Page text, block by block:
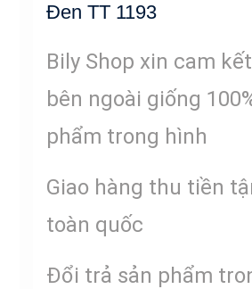
Đen TT 1193
Bily Shop xin cam
bên ngoài giống
phẩm trong hình
Giao hàng thu tiền
toàn quốc
Đổi trả sản phẩm